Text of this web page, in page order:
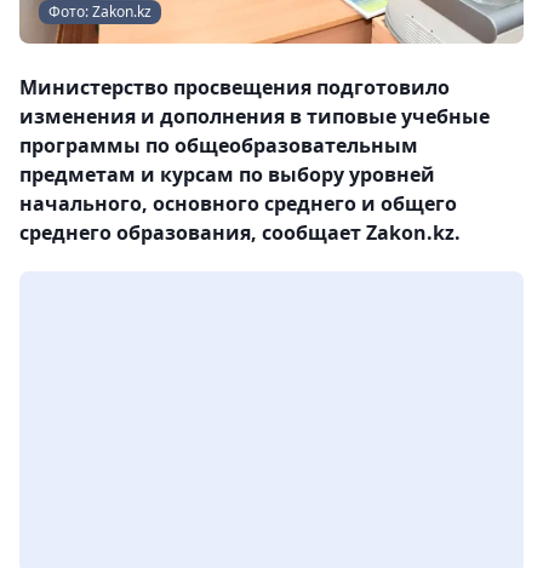
Фото: Zakon.kz
Министерство просвещения подготовило
изменения и дополнения в типовые учебные
программы по общеобразовательным
предметам и курсам по выбору уровней
начального, основного среднего и общего
среднего образования, сообщает Zakon.kz.